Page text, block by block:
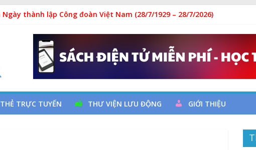
Ngày thành lập Công đoàn Việt Nam (28/7/1929 – 28/7/2026)
cơ đột quỵ não và dự phòng
đọc qua chương trình giao lưu và trao tặng sách cho thiếu nhi
TRỰC TUYẾN THƯ VIỆN LƯU ĐỘNG GIỚI THIỆU